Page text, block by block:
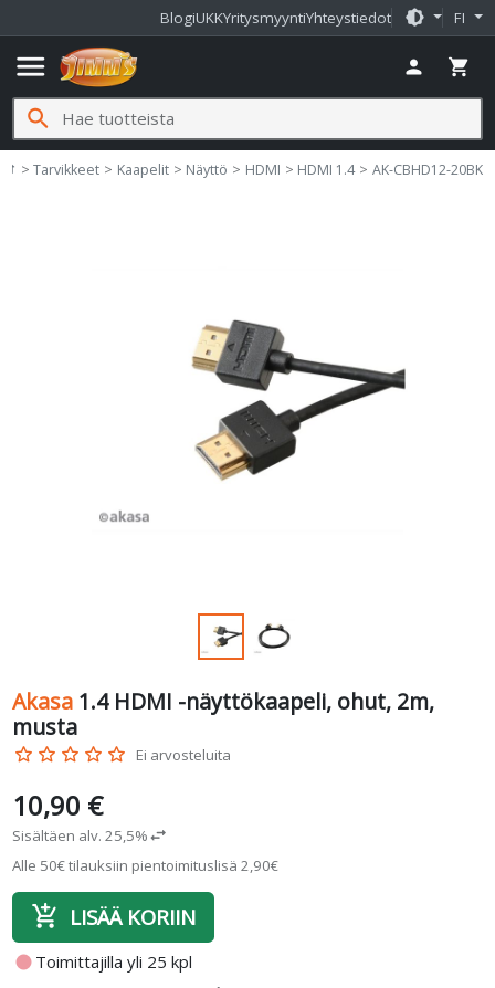
BlogiUKKYritysmyyntiYhteystiedot brightness_medium FI
menu person shopping_cart
search
Jimms.fi
Tarvikkeet Kaapelit Näyttö HDMI HDMI 1.4 AK-CBHD12-20BK
Akasa 1.4 HDMI -näyttökaapeli, ohut, 2m,
musta
star_border star_border star_border star_border star_border Ei arvosteluita
10,90 €
Sisältäen alv. 25,5%swap_horiz
Alle 50€ tilauksiin pientoimituslisä 2,90€
add_shopping_cart LISÄÄ KORIIN
fiber_manual_record Toimittajilla yli 25 kpl